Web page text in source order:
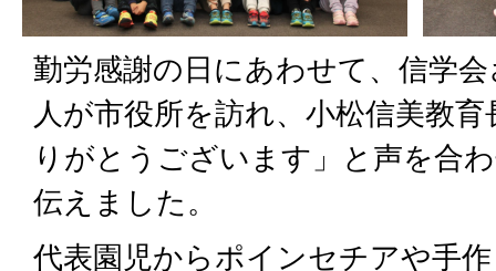
勤労感謝の日にあわせて、信学
人が市役所を訪れ、小松信美教
りがとうございます」と声を合
伝えました。
代表園児からポインセチアや手